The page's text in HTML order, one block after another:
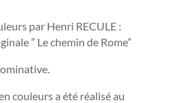
par Henri RECULE :
” Le chemin de Rome”
couleurs a été réalisé au